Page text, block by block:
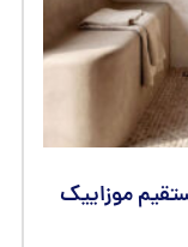
موزاییک